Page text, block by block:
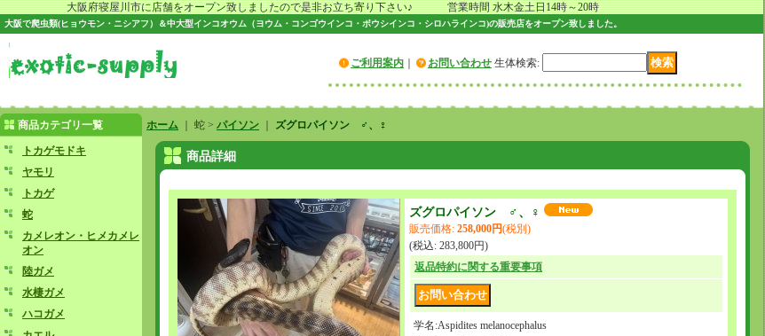
大阪府寝屋川市に店舗をオープン致しましたので是非お立ち寄り下さい♪ 営業時間 水木金土日14時～20時
大阪で爬虫類(ヒョウモン・ニシアフ）＆中大型インコオウム（ヨウム・コンゴウインコ・ボウシインコ・シロハラインコ)の販売店をオープン致しました。
ご利用案内 お問い合わせ 生体検索:
商品カテゴリ一覧
トカゲモドキ
ヤモリ
トカゲ
蛇
カメレオン・ヒメカメレ
オン
陸ガメ
水棲ガメ
ハコガメ
ホーム ｜ 蛇 > パイソン ズグロパイソン ♂、♀
商品詳細
ズグロパイソン ♂、♀
販売価格: 258,000円(税別)
(税込: 283,800円)
返品特約に関する重要事項
学名:Aspidites melanocephalus